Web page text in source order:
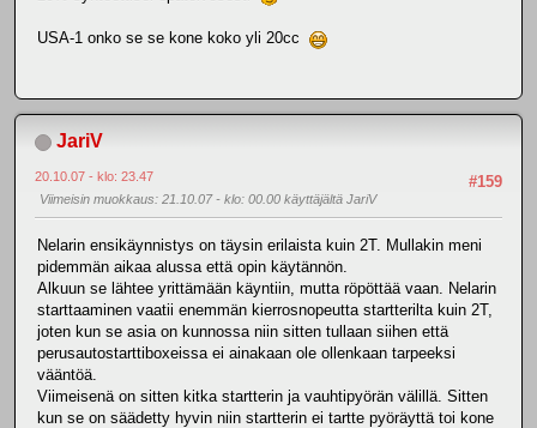
USA-1 onko se se kone koko yli 20cc
JariV
#159
20.10.07 - klo: 23.47
Viimeisin muokkaus: 21.10.07 - klo: 00.00 käyttäjältä JariV
Nelarin ensikäynnistys on täysin erilaista kuin 2T. Mullakin meni
pidemmän aikaa alussa että opin käytännön.
Alkuun se lähtee yrittämään käyntiin, mutta röpöttää vaan. Nelarin
starttaaminen vaatii enemmän kierrosnopeutta startterilta kuin 2T,
joten kun se asia on kunnossa niin sitten tullaan siihen että
perusautostarttiboxeissa ei ainakaan ole ollenkaan tarpeeksi
vääntöä.
Viimeisenä on sitten kitka startterin ja vauhtipyörän välillä. Sitten
kun se on säädetty hyvin niin startterin ei tartte pyöräyttä toi kone